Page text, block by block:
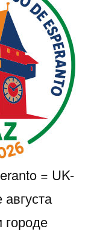
= UK-
городе